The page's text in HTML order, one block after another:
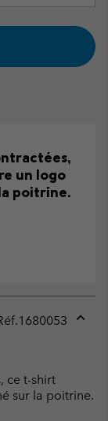
un logo
poitrine.
1680053
ce t-shirt
sur la poitrine.